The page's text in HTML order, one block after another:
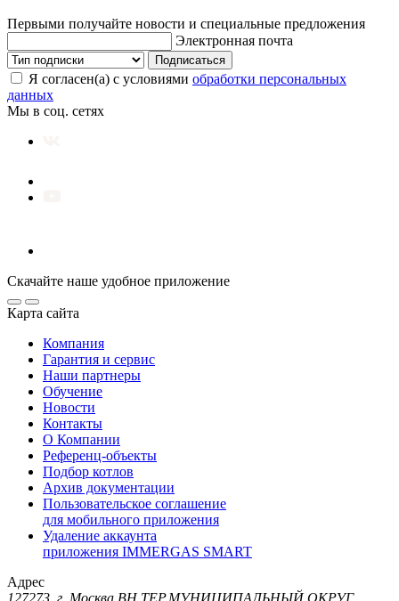
Первыми получайте новости и специальные предложения
Электронная почта
Подписаться
Я согласен(а) с условиями обработки персональных
данных
Мы в соц. сетях
Скачайте наше удобное приложение
Карта сайта
Компания
Гарантия и сервис
Наши партнеры
Обучение
Новости
Контакты
О Компании
Референц-объекты
Подбор котлов
Архив документации
Пользовательское соглашение
для мобильного приложения
Удаление аккаунта
приложения IMMERGAS SMART
Адрес
127273, г. Москва ВН.ТЕР.МУНИЦИПАЛЬНЫЙ ОКРУГ